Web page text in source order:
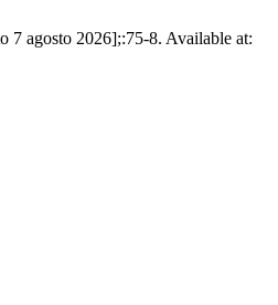
7 agosto 2026];:75-8. Available at: